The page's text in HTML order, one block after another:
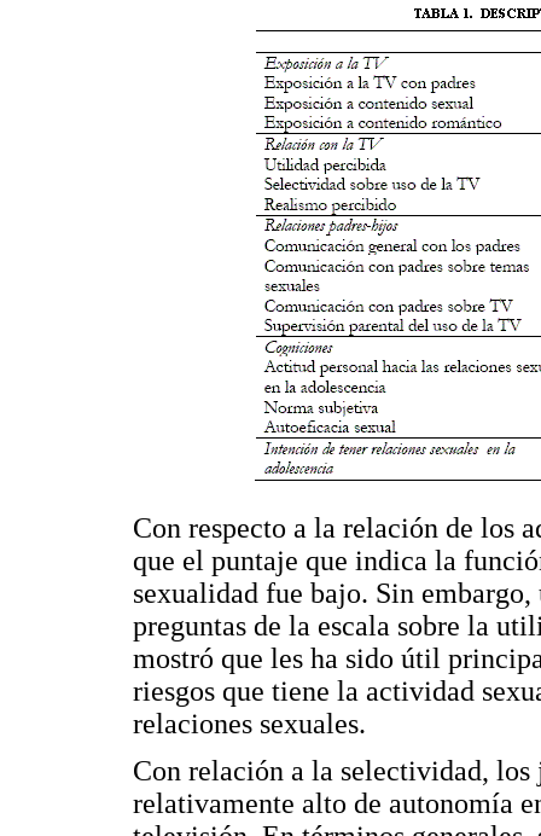
Con respecto a la relación de los
que el puntaje que indica la
sexualidad fue bajo. Sin
preguntas de la escala sobre la
mostró que les ha sido útil
riesgos que tiene la actividad
relaciones sexuales.
Con relación a la selectividad, los
relativamente alto de autonomía